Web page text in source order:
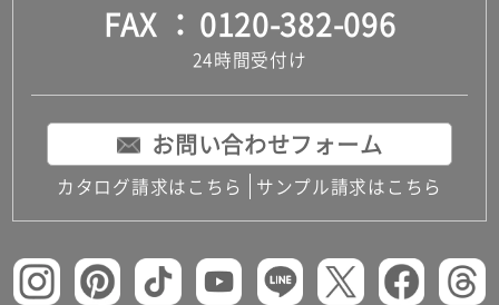
FAX 0120-382-096
24時間受付け
お問い合わせフォーム
カタログ請求はこちら サンプル請求はこちら